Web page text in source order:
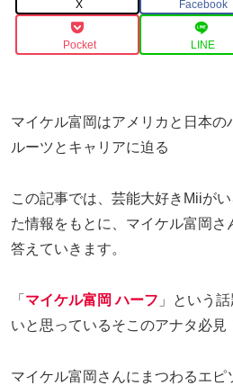
X Facebook
Pocket LINE
マイケル富岡はアメリカと日本の
ルーツとキャリアに迫る
この記事では、芸能大好きMiiが
た情報をもとに、マイケル富岡さ
答えていきます。
「 マイケル富岡 ハーフ 」という
いと思っているそこのアナタ必見
マイケル富岡さんにまつわるエピ